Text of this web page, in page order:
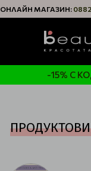
ОНЛАЙН МАГАЗИН:
-15% С
ПРОДУКТОВИ